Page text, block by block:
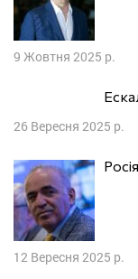
9 Жовтня 2025 р.
26 Вересня 2025 р.
12 Вересня 2025 р.